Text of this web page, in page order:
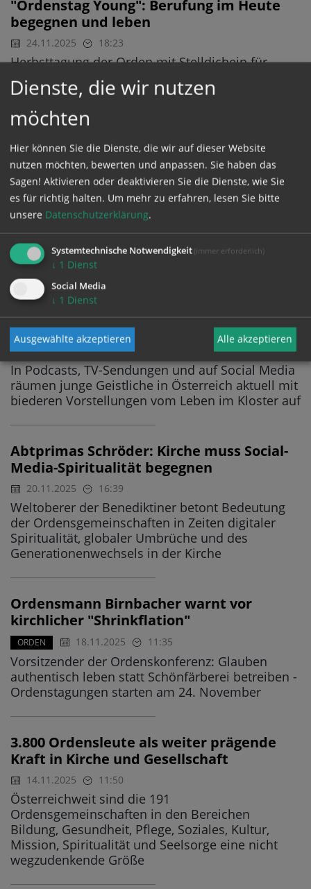
"Ordenstag Young": Berufung im Heute
begegnen und leben
24.11.2025 18:23
Herbsttagung der Orden mit Stelldichein für
heimischen Ordensnachwuchs gestartet
Erstmals Frau an Spitze Österreichs
Orden: Sr. Madl neue Vorsitzende
ORDENSKONFERENZ 24.11.2025 17:59
"Schönes Zeichen für sehr gute
Zusammenarbeit": Dominikanerin von
Österreichs Ordensleitern als Nachfolgerin des
emeritierten Erzabts Birnbacher gewählt -
Klosterneuburger Propst Höslinger wird
Stellvertreter
Begeisterung für Berufung
"ORDENSTAG YOUNG" 13:59
In Podcasts, TV-Sendungen und auf Social Media
räumen junge Geistliche in Österreich aktuell mit
biederen Vorstellungen vom Leben im Kloster auf
Abtprimas Schröder: Kirche muss Social-
Media-Spiritualität begegnen
20.11.2025 16:39
Weltoberer der Benediktiner betont Bedeutung
der Ordensgemeinschaften in Zeiten digitaler
Spiritualität, globaler Umbrüche und des
Generationenwechsels in der Kirche
Ordensmann Birnbacher warnt vor
kirchlicher "Shrinkflation"
ORDEN 18.11.2025 11:35
Vorsitzender der Ordenskonferenz: Glauben
authentisch leben statt Schönfärberei betreiben -
Ordenstagungen starten am 24. November
3.800 Ordensleute als weiter prägende
Kraft in Kirche und Gesellschaft
14.11.2025 11:50
Österreichweit sind die 191
Ordensgemeinschaften in den Bereichen
Bildung, Gesundheit, Pflege, Soziales, Kultur,
Mission, Spiritualität und Seelsorge eine nicht
wegzudenkende Größe
Dienste, die wir nutzen
möchten
Hier können Sie die Dienste, die wir auf dieser Website
nutzen möchten, bewerten und anpassen. Sie haben das
Sagen! Aktivieren oder deaktivieren Sie die Dienste, wie Sie
es für richtig halten. Um mehr zu erfahren, lesen Sie bitte
unsere Datenschutzerklärung.
Systemtechnische Notwendigkeit (immer erforderlich)
↓ 1 Dienst
Social Media
↓ 1 Dienst
Ausgewählte akzeptieren Alle akzeptieren